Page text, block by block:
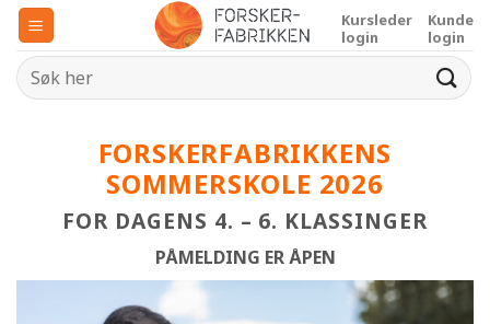
Skip
content
Kursleder
login
Kunde
login
FORSKERFABRIKKENS
SOMMERSKOLE 2026
FOR DAGENS 4. – 6. KLASSINGER
PÅMELDING ER ÅPEN